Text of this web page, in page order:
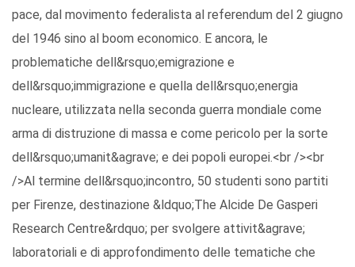
pace, dal movimento federalista al referendum del 2 giugno
del 1946 sino al boom economico. E ancora, le
problematiche dell&rsquo;emigrazione e
dell&rsquo;immigrazione e quella dell&rsquo;energia
nucleare, utilizzata nella seconda guerra mondiale come
arma di distruzione di massa e come pericolo per la sorte
dell&rsquo;umanit&agrave; e dei popoli europei.<br /><br
/>Al termine dell&rsquo;incontro, 50 studenti sono partiti
per Firenze, destinazione &ldquo;The Alcide De Gasperi
Research Centre&rdquo; per svolgere attivit&agrave;
laboratoriali e di approfondimento delle tematiche che